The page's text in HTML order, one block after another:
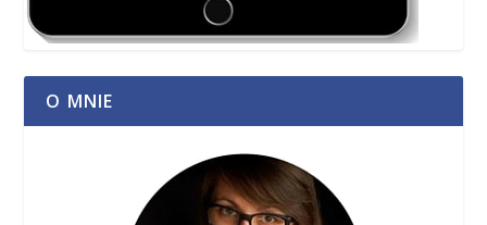
O MNIE